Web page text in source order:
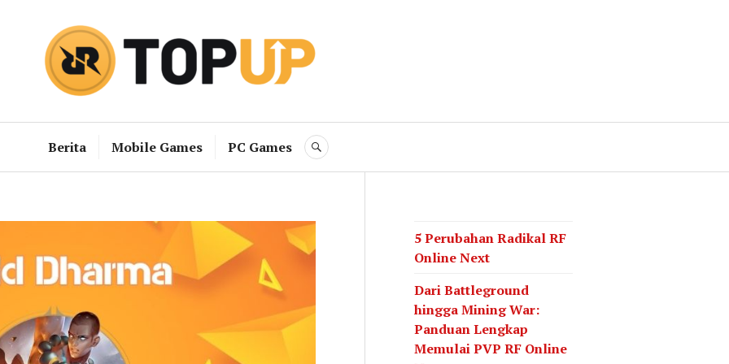
RRQ Topup Blog
Berita Mobile Games PC Games SEARCH
5 Perubahan Radikal RF
Online Next
Dari Battleground
hingga Mining War:
Panduan Lengkap
Memulai PVP RF Online